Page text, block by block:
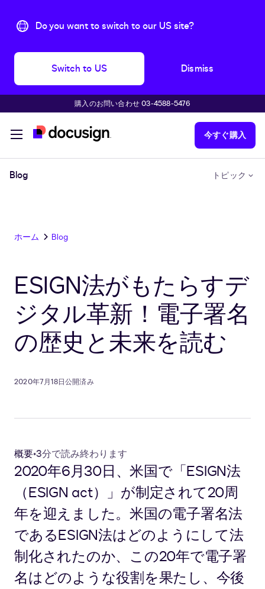
Do you want to switch to our US site?
Switch to US Dismiss
購入のお問い合わせ 03-4588-5476
今すぐ購入
Blog トピック
ホーム Blog
ESIGN法がもたらすデ
ジタル革新！電子署名
の歴史と未来を読む
2020年7月18日公開済み
概要•3分で読み終わります
2020年6月30日、米国で「ESIGN法
（ESIGN act）」が制定されて20周
年を迎えました。米国の電子署名法
であるESIGN法はどのようにして法
制化されたのか、この20年で電子署
名はどのような役割を果たし、今後